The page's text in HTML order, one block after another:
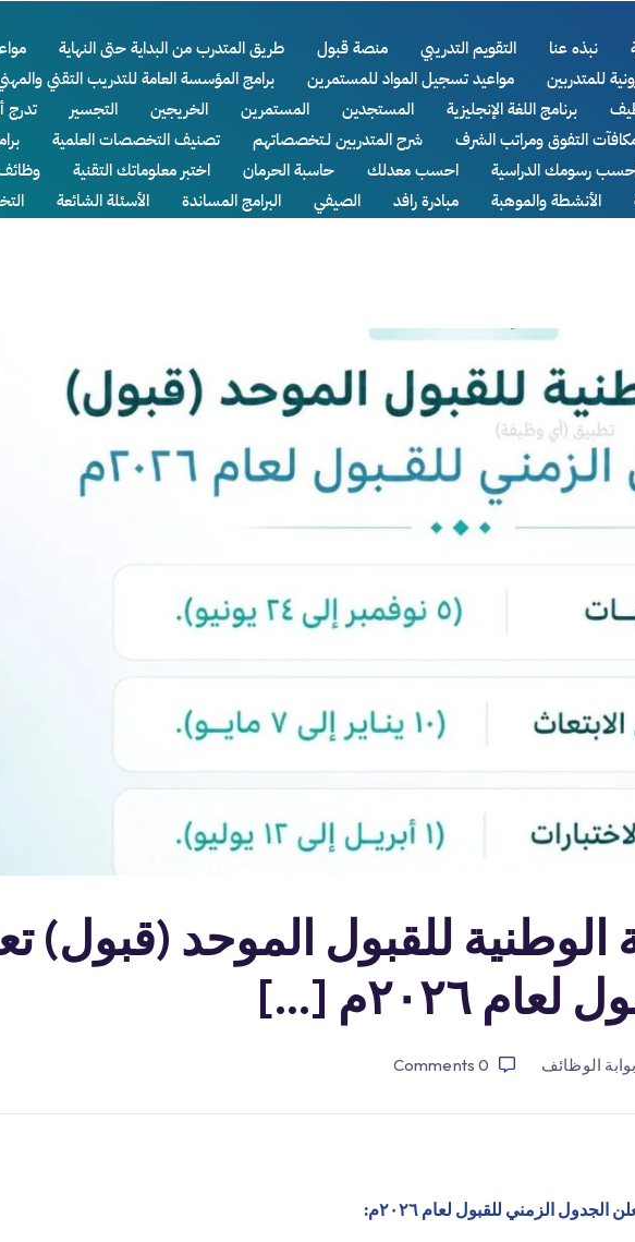
نبذه عنا التقويم التدريبي منصة قبول طريق المتدرب من البداية حتى النهاية
للمتدربين
مواعيد تسجيل المواد للمستمرين برامج المؤسسة العامة للتدريب التقني
برنامج اللغة الإنجليزية المستجدين المستمرين الخريجين التجسير تدرج
التفوق ومراتب الشرف شرح المتدربين لـتخصصاتهم تصنيف التخصصات العلمية
رسومك الدراسية احسب معدلك حاسبة الحرمان اختبر معلوماتك التقنية
الأنشطة والموهبة مبادرة رافد الصيفي البرامج المساندة الأسئلة الشائعة
للقبول الموحد (قبول)
٢٠٢٦م […]
بوابة الوظائف 0
Comments
الزمني للقبول لعام ٢٠٢٦م: